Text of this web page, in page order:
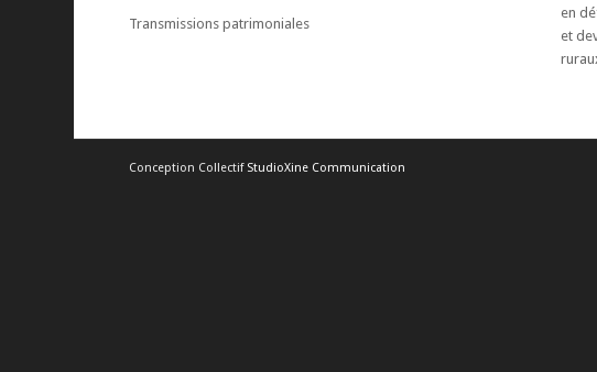
Transmissions patrimoniales
en
et
Conception Collectif StudioXine Communication